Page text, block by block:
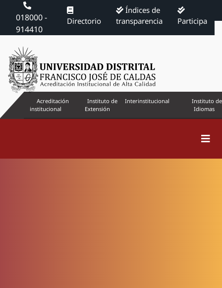
018000 -
914410
Directorio
Índices de
transparencia
Participa
Acreditación
institucional
Instituto de
Extensión
Interinstitucional
Instituto de
Idiomas